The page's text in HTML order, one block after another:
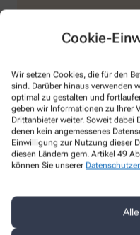
Cookie-
Wir setzen Cookies, die für den
sind. Darüber hinaus verwenden
optimal zu gestalten und
geben wir Informationen zu Ihrer
Drittanbieter weiter. Soweit dabei
denen kein angemessenes
Einwilligung zur Nutzung dieser
diesen Ländern gem. Artikel 49
können Sie unserer
Blutdruckmessung
Botendienst
Kundenkarte